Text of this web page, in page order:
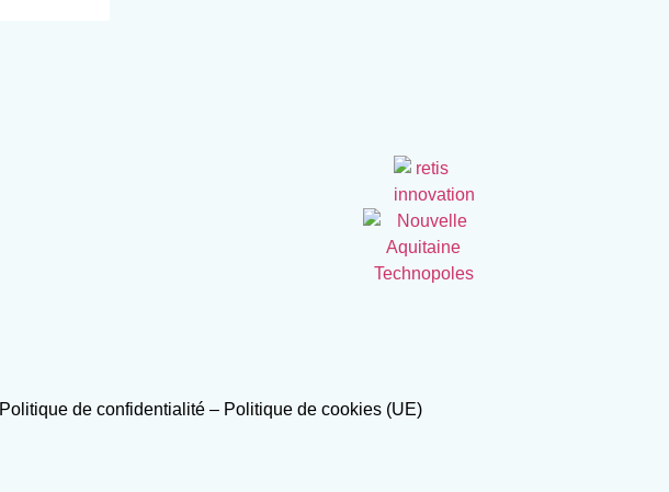
Politique de confidentialité – Politique de cookies (UE)